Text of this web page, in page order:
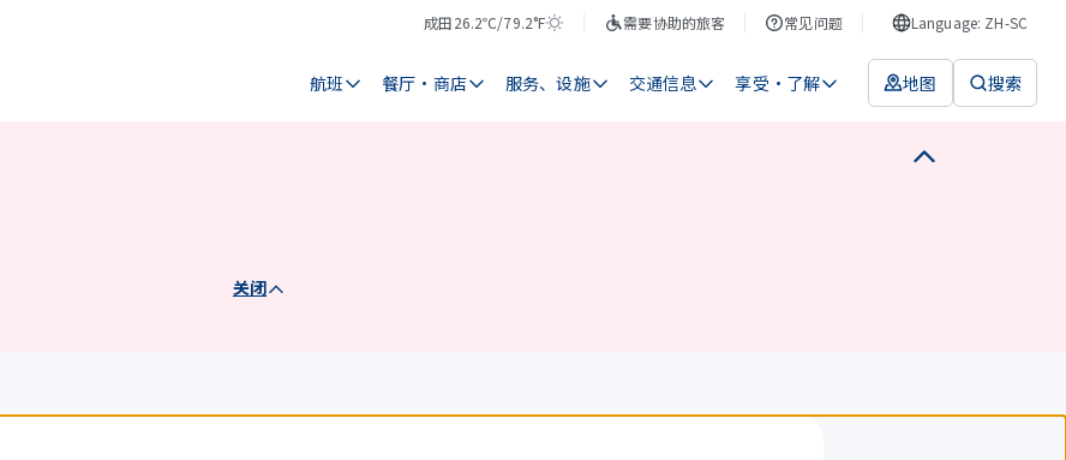
成田
气
26.2℃/79.2°F
天
需要协助的旅客 常见问题 Language: ZH-SC
航班 餐厅・商店 服务、设施 交通信息 享受・了解 地图 搜索
关闭